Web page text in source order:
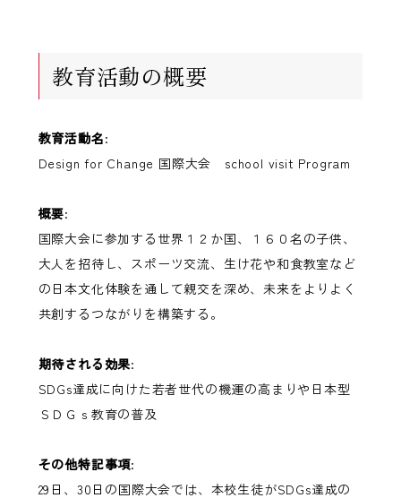
教育活動の概要
教育活動名:
Design for Change 国際大会 school visit Program
概要:
国際大会に参加する世界１２か国、１６０名の子供、
大人を招待し、スポーツ交流、生け花や和食教室など
の日本文化体験を通して親交を深め、未来をよりよく
共創するつながりを構築する。
期待される効果:
SDGs達成に向けた若者世代の機運の高まりや日本型
ＳＤＧｓ教育の普及
その他特記事項:
29日、30日の国際大会では、本校生徒がSDGs達成の